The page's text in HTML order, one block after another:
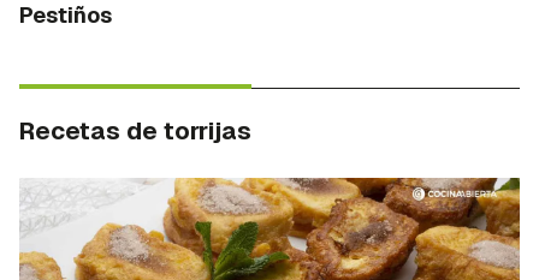
Pestiños
Recetas de torrijas